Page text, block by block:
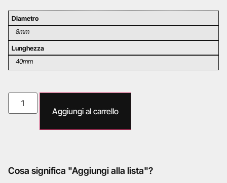
Diametro
8mm
Lunghezza
40mm
Aggiungi al carrello
Cosa significa "Aggiungi alla lista"?